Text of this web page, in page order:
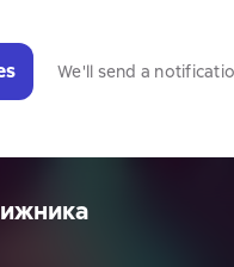
We'll send a